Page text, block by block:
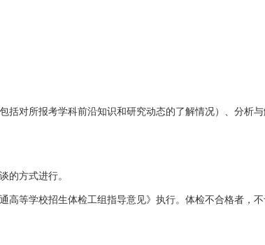
对所报考学科前沿知识和研究动态的了解情况）、分析
的方式进行。
等学校招生体检工组指导意见》执行。体检不合格者，不